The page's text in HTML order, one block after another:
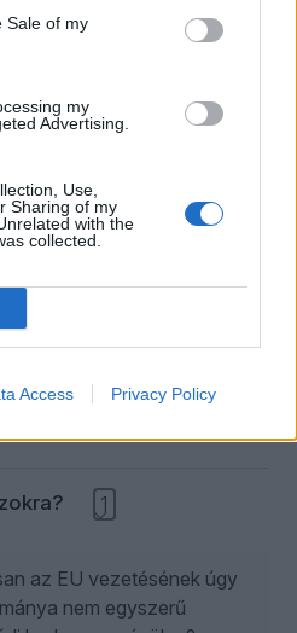
Sale of my
my
Advertising.
Use,
Sharing of my
with the
collected.
Access Privacy Policy
lehet járulni, de a szavak
gyilkolnak.
nem tájékoztatás a
háború?
és ellenzéki
az orosz és
tevékenységének hazai
1
az EU vezetésének úgy
nem egyszerű